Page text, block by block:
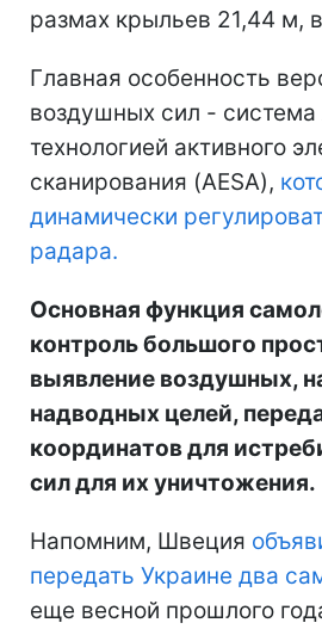
размах крыльев 21,44 м,
Главная особенность
воздушных сил - система
технологией активного
сканирования (AESA),
динамически
радара.
Основная функция
контроль большого
выявление воздушных,
надводных целей,
координатов для
сил для их уничтожения.
Напомним, Швеция
передать Украине два
еще весной прошлого